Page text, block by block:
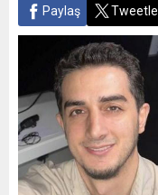
Paylaş Tweetle